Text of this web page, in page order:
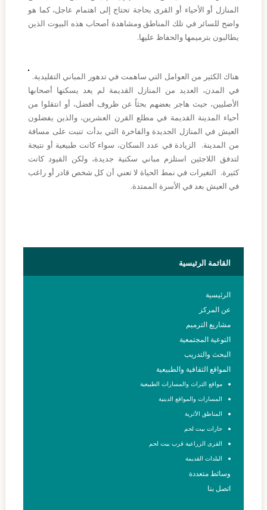
المنازل أو الأحياء أو القرى بحاجة تحتاج إلى اهتمام عاجل، كما هو
واضح للسائر في تلك المناطق ومشاهدة أصحاب هذه البيوت الذين
يطالبون بترميمها والحفاظ عليها.
هناك الكثير من العوامل التي ساهمت في تدهور المباني التقليدية.
في المدن، العديد من المنازل القديمة لم يعد يسكنها أصحابها
الأصليين، حيث هاجر بعضهم بحثاً عن ظروف أفضل، أو انتقلوا من
أحياء المدينة القديمة في مطلع القرن العشرين، والذين يفضلون
العيش في المنازل الجديدة والفاخرة التي بدأت تنبت على مسافة
من المدينة. الزيادة في عدد السكان، سواء كانت طبيعية أو نتيجة
لتدفق اللاجئين استلزم مباني سكنية جديدة، ولكن القيود كانت
كثيرة. التغيرات في نمط الحياة لا تعني أن كل شخص قادر أو راغب
في العيش بعد في الأسرة الممتدة.
القائمة الرئيسية
الرئيسية
عن المركز
مشاريع الترميم
التوعية المجتمعية
البحث والتدريب
المواقع الثقافية والطبيعية
مواقع التراث والمسارات الطبيعية
المسارات والمواقع الدينية
المناطق الأثرية
حارات بيت لحم
القرى الزراعية قرب بيت لحم
البلدات القديمة
وسائط متعددة
اتصل بنا